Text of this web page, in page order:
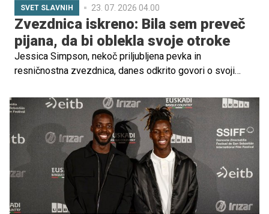
SVET SLAVNIH 23. 07. 2026 04.00
Zvezdnica iskreno: Bila sem preveč
pijana, da bi oblekla svoje otroke
Jessica Simpson, nekoč priljubljena pevka in
resničnostna zvezdnica, danes odkrito govori o svoji
temveč tudi na njene otroke in družinsko življenje.